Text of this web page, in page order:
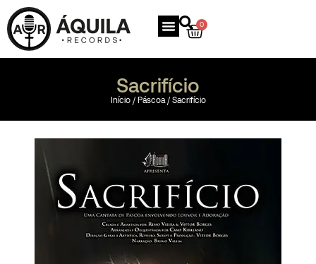
0
Sacrifício
Início/ Páscoa/ Sacrifício